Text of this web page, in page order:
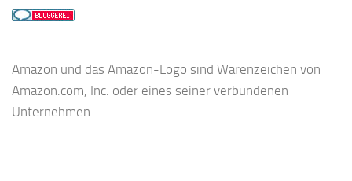
Amazon und das Amazon-Logo sind Warenzeichen von
Amazon.com, Inc. oder eines seiner verbundenen
Unternehmen